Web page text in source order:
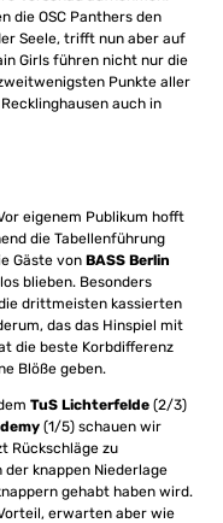
die OSC Panthers den
Seele, trifft nun aber auf
Girls führen nicht nur die
Punkte aller
auch in
eigenem Publikum hofft
die Tabellenführung
Gäste von BASS Berlin
blieben. Besonders
drittmeisten kassierten
das das Hinspiel mit
die beste Korbdifferenz
Blöße geben.
TuS Lichterfelde (2/3)
(1/5) schauen wir
Rückschläge zu
der knappen Niederlage
gehabt haben wird.
erwarten aber wie